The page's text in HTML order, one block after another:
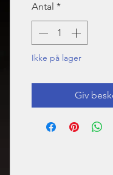
Antal *
Ikke på lager
Giv